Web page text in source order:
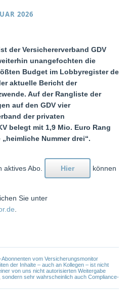
2026
der Versichererverband GDV
unangefochten die
Budget im Lobbyregister des
aktuelle Bericht der
Auf der Rangliste der
auf den GDV vier
der privaten
belegt mit 1,9 Mio. Euro Rang
Nummer drei“.
aktives Abo.
Hier
können
Sie unter
vom Versicherungsmonitor
der Inhalte – auch an Kollegen – ist nicht
von uns nicht autorisierten Weitergabe
sehr wahrscheinlich auch Compliance-